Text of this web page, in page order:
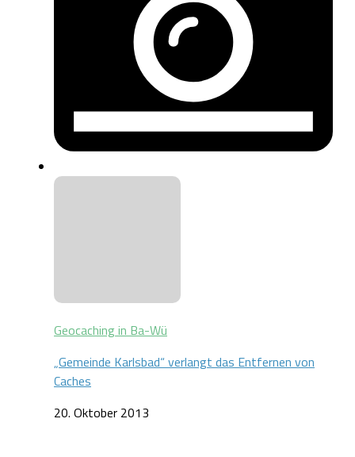
Geocaching in Ba-Wü
„Gemeinde Karlsbad“ verlangt das Entfernen von
Caches
20. Oktober 2013